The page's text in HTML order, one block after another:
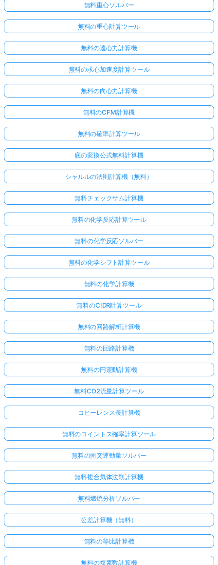
グイ
ン！
無料重心ソルバー
無料の重心計算ツール
無料の遠心力計算機
無料の求心加速度計算ツール
無料の向心力計算機
無料のCFM計算機
無料の確率計算ツール
底の変換公式無料計算機
シャルルの法則計算機（無料）
無料チェックサム計算機
無料の化学反応計算ツール
無料の化学反応ソルバー
無料の化学シフト計算ツール
無料の化学計算機
無料のCIDR計算ツール
無料の回路解析計算機
無料の回路計算機
無料の円運動計算機
無料CO2流量計算ツール
コヒーレンス長計算機
無料のコイントス確率計算ツール
無料の衝突運動量ソルバー
無料複合気体法則計算機
無料燃焼分析ソルバー
公差計算機（無料）
無料の等比計算機
無料の複素数計算機